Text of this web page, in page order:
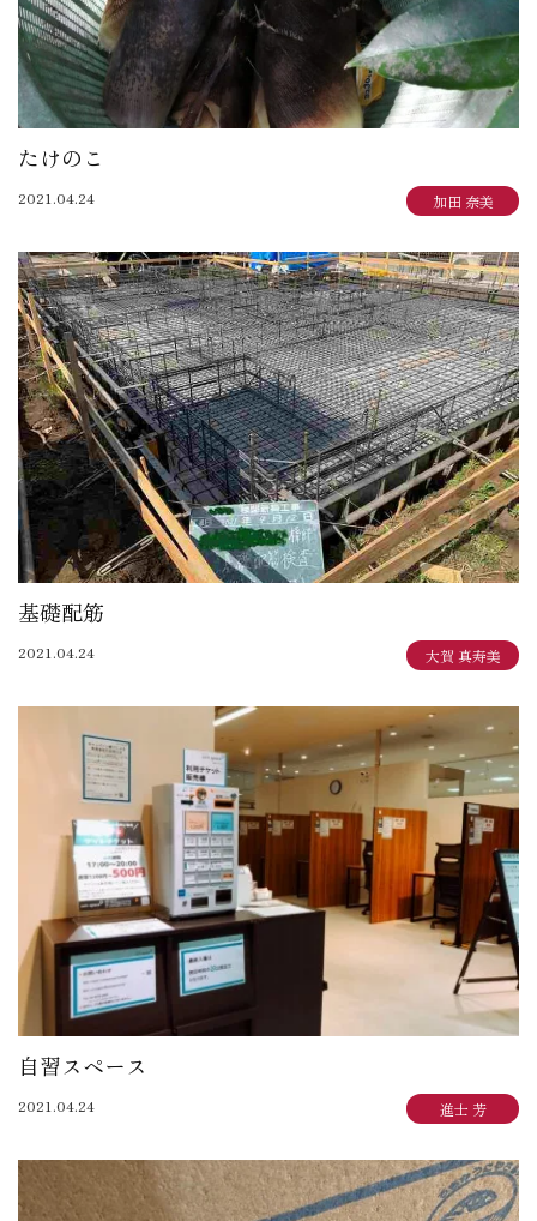
たけのこ
2021.04.24 加田 奈美
基礎配筋
2021.04.24 大賀 真寿美
自習スペース
2021.04.24 進士 芳